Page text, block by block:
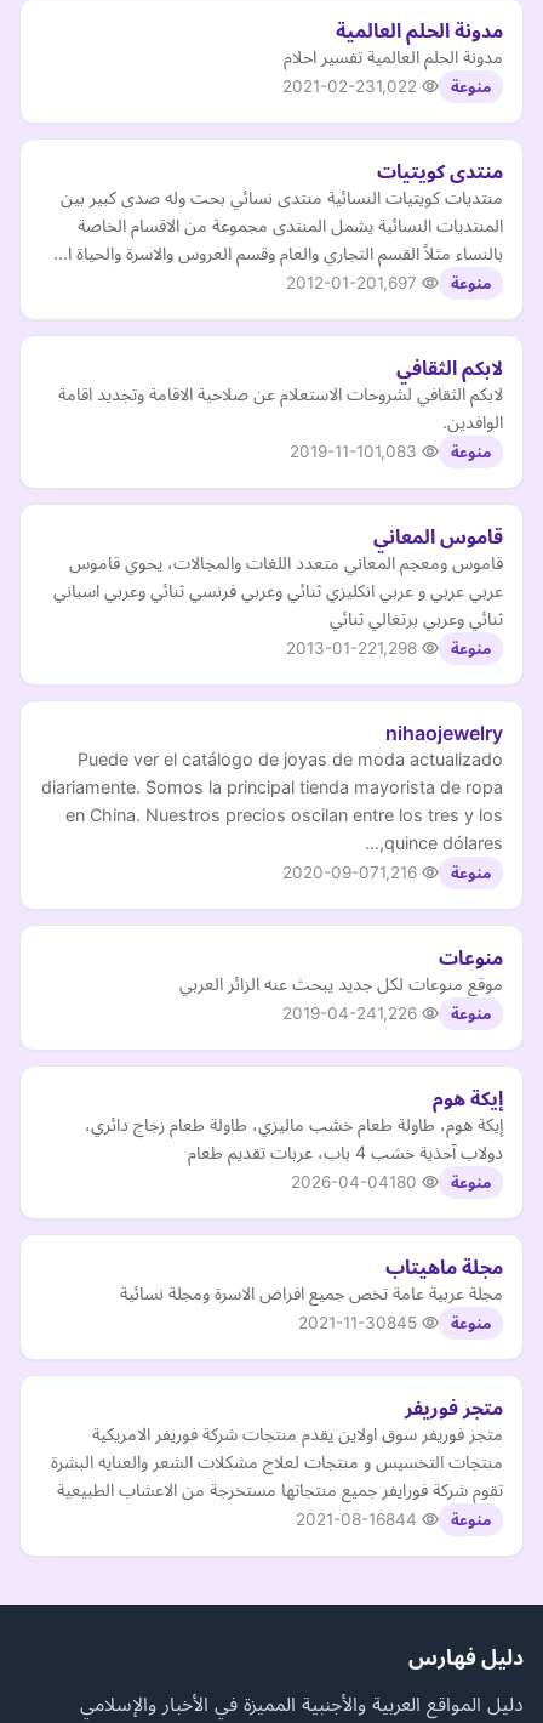
مدونة الحلم العالمية
مدونة الحلم العالمية تفسير احلام
منوعة 2021-02-23
منتدى كويتيات
منتديات كويتيات النسائية منتدى نسائي بحت وله صدى كبير بين
المنتديات النسائية يشمل المنتدى مجموعة من الاقسام الخاصة
بالنساء مثلاً القسم التجاري والعام وقسم العروس والاسرة والحياة ا…
منوعة 2012-01-20
لابكم الثقافي
لابكم الثقافي لشروحات الاستعلام عن صلاحية الاقامة وتجديد اقامة
الوافدين.
منوعة 2019-11-10
قاموس المعاني
قاموس ومعجم المعاني متعدد اللغات والمجالات، يحوي قاموس
عربي عربي و عربي انكليزي ثنائي وعربي فرنسي ثنائي وعربي اسباني
ثنائي وعربي برتغالي ثنائي
منوعة 2013-01-22
nihaojewelry
Puede ver el catálogo de joyas de moda actualizado
diariamente. Somos la principal tienda mayorista de ropa
en China. Nuestros precios oscilan entre los tres y los
quince dólares,…
منوعة 2020-09-07
منوعات
موقع منوعات لكل جديد يبحث عنه الزائر العربي
منوعة 2019-04-24
إيكة هوم
إيكة هوم، طاولة طعام خشب ماليزي، طاولة طعام زجاج دائري،
دولاب آحذية خشب 4 باب، عربات تقديم طعام
منوعة 2026-04-04
مجلة ماهيتاب
مجلة عربية عامة تخص جميع افراض الاسرة ومجلة نسائية
منوعة 2021-11-30
متجر فوريفر
متجر فوريفر سوق اولاين يقدم منتجات شركة فوريفر الامريكية
منتجات التخسيس و منتجات لعلاج مشكلات الشعر والعنايه البشرة
تقوم شركة فورايفر جميع منتجاتها مستخرجة من الاعشاب الطبيعية
منوعة 2021-08-16
دليل فهارس
دليل المواقع العربية والأجنبية المميزة في الأخبار والإسلامي